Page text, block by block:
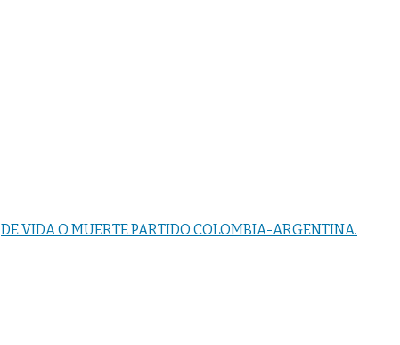
DE VIDA O MUERTE PARTIDO COLOMBIA-ARGENTINA.